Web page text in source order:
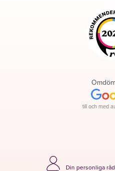
till och med
Din personliga